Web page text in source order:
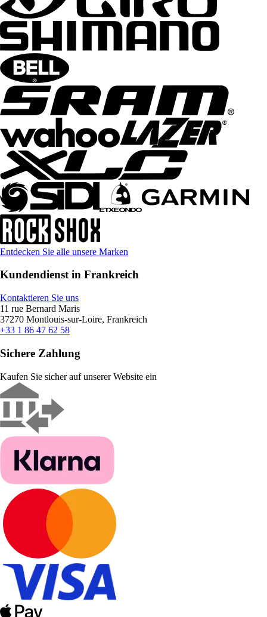
Entdecken Sie alle unsere Marken
Kundendienst in Frankreich
Kontaktieren Sie uns
11 rue Bernard Maris
37270 Montlouis-sur-Loire, Frankreich
+33 1 86 47 62 58
Sichere Zahlung
Kaufen Sie sicher auf unserer Website ein